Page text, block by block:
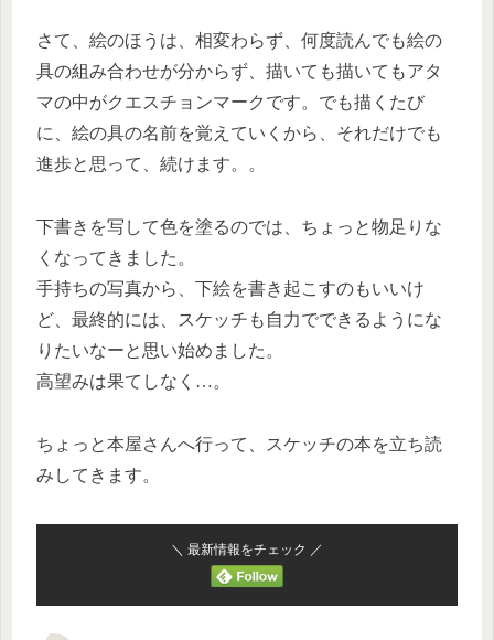
さて、絵のほうは、相変わらず、何度読んでも絵の
具の組み合わせが分からず、描いても描いてもアタ
マの中がクエスチョンマークです。でも描くたび
に、絵の具の名前を覚えていくから、それだけでも
進歩と思って、続けます。。
下書きを写して色を塗るのでは、ちょっと物足りな
くなってきました。
手持ちの写真から、下絵を書き起こすのもいいけ
ど、最終的には、スケッチも自力でできるようにな
りたいなーと思い始めました。
高望みは果てしなく…。
ちょっと本屋さんへ行って、スケッチの本を立ち読
みしてきます。
＼ 最新情報をチェック ／